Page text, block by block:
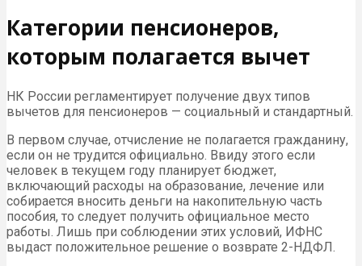
Категории пенсионеров,
которым полагается вычет
НК России регламентирует получение двух типов
вычетов для пенсионеров — социальный и стандартный.
В первом случае, отчисление не полагается гражданину,
если он не трудится официально. Ввиду этого если
человек в текущем году планирует бюджет,
включающий расходы на образование, лечение или
собирается вносить деньги на накопительную часть
пособия, то следует получить официальное место
работы. Лишь при соблюдении этих условий, ИФНС
выдаст положительное решение о возврате 2-НДФЛ.